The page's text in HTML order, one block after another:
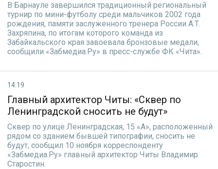
В Барнауле завершился традиционный региональный
турнир по мини-футболу среди мальчиков 2002 года
рождения, памяти заслуженного тренера России А.Т.
Захряпина, по итогам которого команда из
Забайкальского края завоевала бронзовые медали,
сообщили «Забмедиа.Ру» в пресс-службе ФК «Чита».
14:19
Главный архитектор Читы: «Сквер по
Ленинградской сносить не будут»
Сквер по улице Ленинградская, 15 «А», расположенный
рядом со зданием бывшей типографии, сносить не
будут, сообщил 10 ноября корреспонденту
«Забмедиа.Ру» главный архитектор Читы Владимир
Старостин.